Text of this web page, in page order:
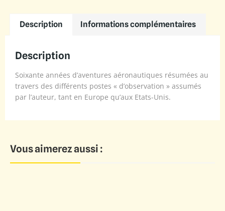
Description Informations complémentaires
Description
Soixante années d’aventures aéronautiques résumées au
travers des différents postes « d’observation » assumés
par l’auteur, tant en Europe qu’aux Etats-Unis.
Vous aimerez aussi :